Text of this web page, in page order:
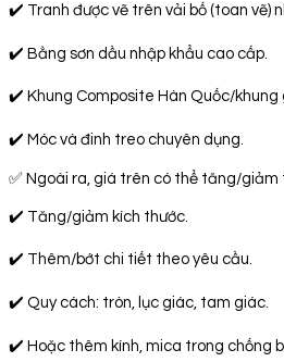
✔️ Tranh được vẽ trên vải bố (toan vẽ)
✔️ Bằng sơn dầu nhập khẩu cao cấp.
✔️ Khung Composite Hàn Quốc/khung
✔️ Móc và đinh treo chuyên dụng.
✅ Ngoài ra, giá trên có thể tăng/giảm
✔️ Tăng/giảm kích thước.
✔️ Thêm/bớt chi tiết theo yêu cầu.
✔️ Quy cách: tròn, lục giác, tam giác.
✔️ Hoặc thêm kính, mica trong chống